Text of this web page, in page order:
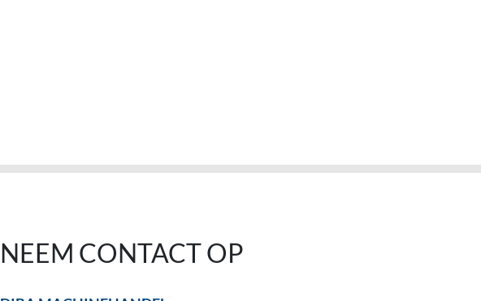
NEEM CONTACT OP